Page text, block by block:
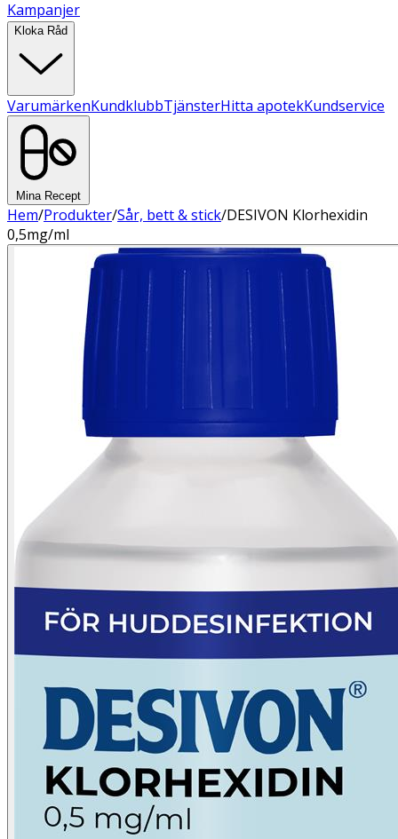
Kampanjer
Kloka Råd
VarumärkenKundklubbTjänsterHitta apotekKundservice
Mina Recept
Hem/Produkter/Sår, bett & stick/DESIVON Klorhexidin
0,5mg/ml